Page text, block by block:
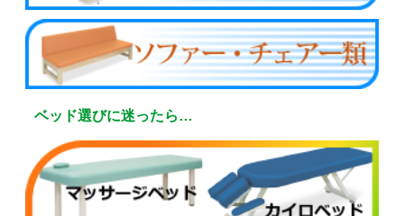
ベッド選びに迷ったら…